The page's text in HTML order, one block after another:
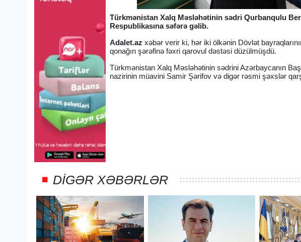
Türkmənistan Xalq Məsləhətinin sədri Qurbanqulu
Respublikasına səfərə gəlib.
Adalet.azxəbər verir ki, hər iki ölkənin Dövlət
qonağın şərəfinə fəxri qarovul dəstəsi düzülmüşdü.
Türkmənistan Xalq Məsləhətinin sədrini Azərbaycanın
nazirinin müavini Samir Şərifov və digər rəsmi şəxslər
DIGƏR XƏBƏRLƏR